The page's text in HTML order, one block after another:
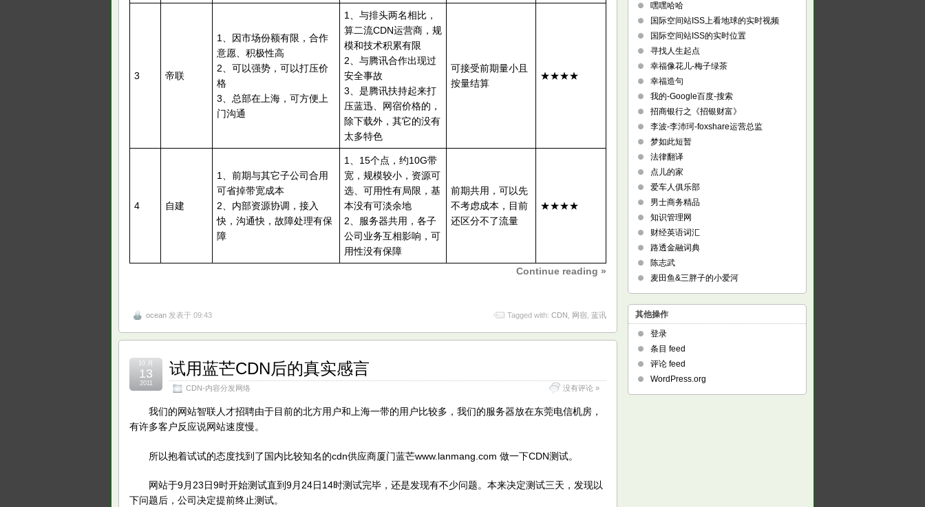
3 帝联
1、因市场份额有限，合作
意愿、积极性高
2、可以强势，可以打压价
格
3、总部在上海，可方便上
门沟通
1、与排头两名相比，
算二流CDN运营商，规
模和技术积累有限
2、与腾讯合作出现过
安全事故
3、是腾讯扶持起来打
压蓝迅、网宿价格的，
除下载外，其它的没有
太多特色
可接受前期量小且
按量结算
★★★★
4 自建
1、前期与其它子公司合用
可省掉带宽成本
2、内部资源协调，接入
快，沟通快，故障处理有保
障
1、15个点，约10G带
宽，规模较小，资源可
选、可用性有局限，基
本没有可淡余地
2、服务器共用，各子
公司业务互相影响，可
用性没有保障
前期共用，可以先
不考虑成本，目前
还区分不了流量
★★★★
Continue reading »
ocean 发表于 09:43 Tagged with: CDN 网宿 蓝讯
试用蓝芒CDN后的真实感言
CDN-内容分发网络 没有评论 »
10 月
13
2011
我们的网站智联人才招聘由于目前的北方用户和上海一带的用户比较多，我们的服务器放在东莞电信机房，
有许多客户反应说网站速度慢。
所以抱着试试的态度找到了国内比较知名的cdn供应商厦门蓝芒www.lanmang.com 做一下CDN测试。
网站于9月23日9时开始测试直到9月24日14时测试完毕，还是发现有不少问题。本来决定测试三天，发现以
下问题后，公司决定提前终止测试。
嘿嘿哈哈
国际空间站ISS上看地球的实时视频
国际空间站ISS的实时位置
寻找人生起点
幸福像花儿-梅子绿茶
幸福造句
我的-Google百度-搜索
招商银行之《招银财富》
李波-李沛珂-foxshare运营总监
梦如此短暂
法律翻译
点儿的家
爱车人俱乐部
男士商务精品
知识管理网
财经英语词汇
路透金融词典
陈志武
麦田鱼&三胖子的小爱河
其他操作
登录
条目 feed
评论 feed
WordPress.org